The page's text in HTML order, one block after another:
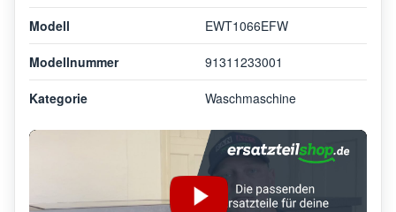
Modell EWT1066EFW
Modellnummer 91311233001
Kategorie Waschmaschine